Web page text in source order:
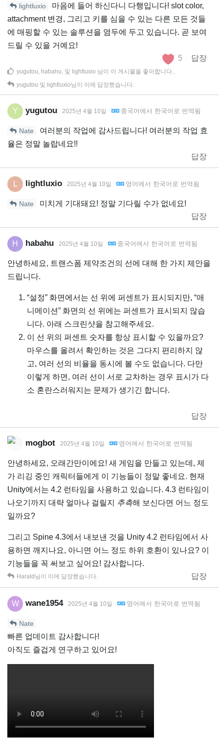
lightluxio
마음에 들어 하신다니 다행입니다! slot color,
attachment 변경, 그리고 키를 심을 수 있는 다른 모든 것들
에 매핑할 수 있는 솔루션을 염두에 두고 있습니다. 곧 보여
드릴 수 있을 거예요!
5
답장
yugutou habahu , 및 lightluxio 님이 이 게시물을 좋아합니다.
yugutou 및 lightluxio님이 이에 답장했습니다.
Y yugutou 2025년 4월 10일 중국어 에서 한국어 로 번역됨
Nate
여러분의 작업에 감사드립니다! 여러분의 작업 효
율은 정말 놀랍네요!!
답장
lightluxio 2025년 4월 10일 영어 에서 한국어 로 번역됨
Nate
미치게 기대돼요! 정말 기다릴 수가 없네요!
답장
H habahu 2025년 4월 10일 중국어 에서 한국어 로 번역됨
안녕하세요, 트랜스폼 제약조건의 선에 대해 한 가지 제안을
드립니다.
“설정” 화면에서는 선 위에 퍼센트가 표시되지만, “애
니메이션” 화면의 선 위에는 퍼센트가 표시되지 않습
니다. 아래 스크린샷을 참고해주세요.
이 선 위의 퍼센트 숫자를 항상 표시할 수 있을까요?
마우스를 올려서 확인하는 것은 그다지 편리하지 않
고, 여러 선의 비율을 동시에 볼 수도 없습니다. 다만
이렇게 하면, 여러 선이 서로 교차하는 경우 표시가 다
소 혼란스러워지는 문제가 생기긴 합니다.
답장
mogbot 2025년 4월 10일 영어 에서 한국어 로 번역됨
안녕하세요, 오래간만이에요! 새 게임을 만들고 있는데, 제
가 리깅 중인 캐릭터들에게 이 기능들이 정말 좋네요. 현재
Unity에서는 4.2 런타임을 사용하고 있습니다. 4.3 런타임이
나오기까지 대략 얼마나 걸릴지
추측해 보신다면 어느 정도
일까요?
그리고 Spine 4.3에서 내보낸 것을 Unity 4.2 런타임에서 사
용하면 깨지나요, 아니면 어느 정도 하위 호환이 있나요? 이
기능들을 꼭 써보고 싶어요! 감사합니다.
답장
Harald님이 이에 답장했습니다.
W wane1954 2025년 4월 10일 영어 에서 한국어 로 번역됨
Nate
빠른 업데이트 감사합니다!
아직도 즐겁게 연구하고 있어요!